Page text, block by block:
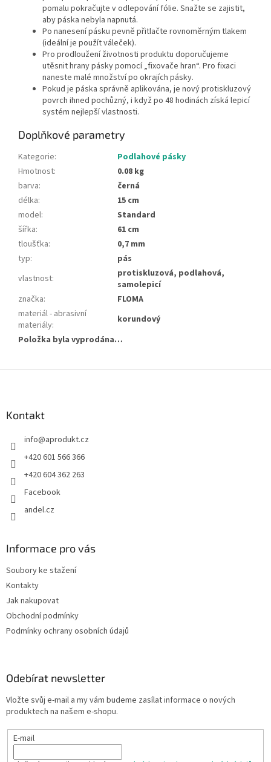
pomalu pokračujte v odlepování fólie. Snažte se zajistit,
aby páska nebyla napnutá.
Po nanesení pásku pevně přitlačte rovnoměrným tlakem
(ideální je použít váleček).
Pro prodloužení životnosti produktu doporučujeme
utěsnit hrany pásky pomocí „fixovače hran“. Pro fixaci
naneste malé množství po okrajích pásky.
Pokud je páska správně aplikována, je nový protiskluzový
povrch ihned pochůzný, i když po 48 hodinách získá lepicí
systém nejlepší vlastnosti.
Doplňkové parametry
Kategorie:
Podlahové pásky
Hmotnost:
0.08 kg
barva:
černá
délka:
15 cm
model:
Standard
šířka:
61 cm
tloušťka:
0,7 mm
typ:
pás
vlastnost:
protiskluzová, podlahová,
samolepicí
značka:
FLOMA
materiál - abrasivní
materiály:
korundový
Položka byla vyprodána…
Kontakt
info@aprodukt.cz
+420 601 566 366
+420 604 362 263
Facebook
andel.cz
Informace pro vás
Soubory ke stažení
Kontakty
Jak nakupovat
Obchodní podmínky
Podmínky ochrany osobních údajů
Odebírat newsletter
Vložte svůj e-mail a my vám budeme zasílat informace o nových
produktech na našem e-shopu.
E-mail